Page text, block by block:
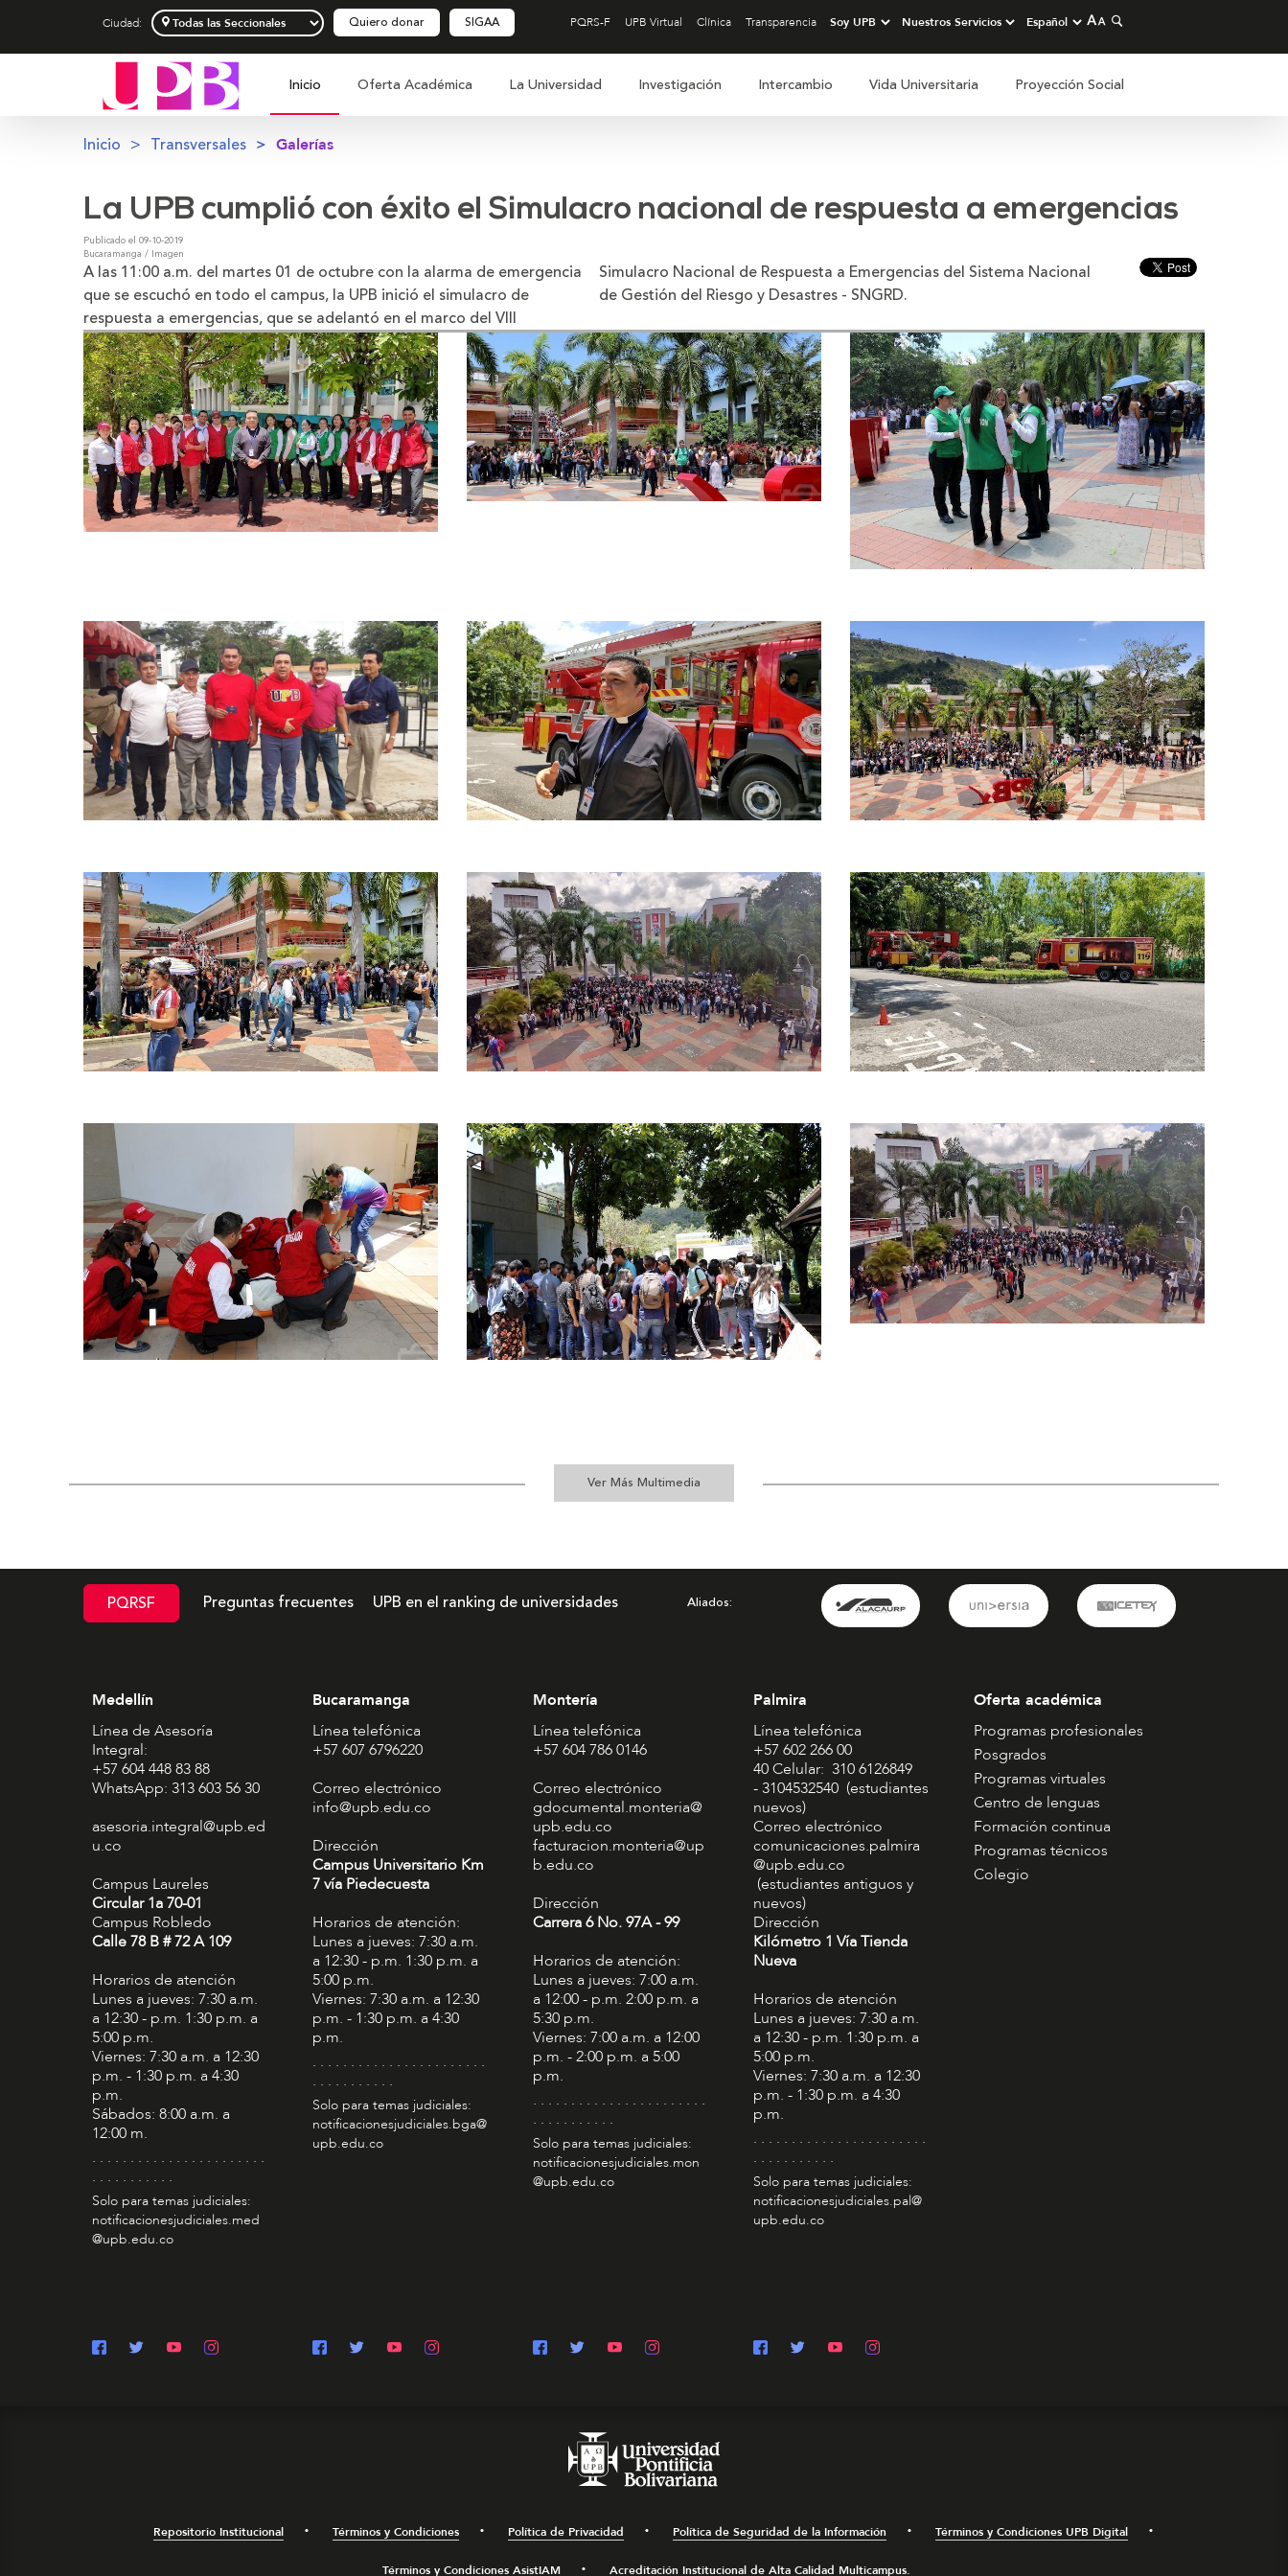
Ciudad: Quiero donar SIGAA PQRS-F UPB Virtual Clínica Transparencia
Inicio Oferta Académica La Universidad Investigación Intercambio Vida Universitaria Proyección Social
Inicio Transversales Galerías
La UPB cumplió con éxito el Simulacro nacional de respuesta a emergencias
Publicado el 09-10-2019
Bucaramanga / Imagen
A las 11:00 a.m. del martes 01 de octubre con la alarma de emergencia
que se escuchó en todo el campus, la UPB inició el simulacro de
respuesta a emergencias, que se adelantó en el marco del VIII
Simulacro Nacional de Respuesta a Emergencias del Sistema Nacional
de Gestión del Riesgo y Desastres - SNGRD.
Ver Más Multimedia
PQRSF Preguntas frecuentes UPB en el ranking de universidades Aliados
Medellín
Línea de Asesoría
Integral:
+57 604 448 83 88
WhatsApp: 313 603 56 30
asesoria.integral@upb.ed
u.co
Campus Laureles
Circular 1a 70-01
Campus Robledo
Calle 78 B # 72 A 109
Horarios de atención
Lunes a jueves: 7:30 a.m.
a 12:30 - p.m. 1:30 p.m. a
5:00 p.m.
Viernes: 7:30 a.m. a 12:30
p.m. - 1:30 p.m. a 4:30
p.m.
Sábados: 8:00 a.m. a
12:00 m.
. . . . . . . . . . . . . . . . . . . . . . .
. . . . . . . . . . .
Solo para temas judiciales:
notificacionesjudiciales.med
@upb.edu.co
Bucaramanga
Línea telefónica
+57 607 6796220
Correo electrónico
info@upb.edu.co
Dirección
Campus Universitario Km
7 vía Piedecuesta
Horarios de atención:
Lunes a jueves: 7:30 a.m.
a 12:30 - p.m. 1:30 p.m. a
5:00 p.m.
Viernes: 7:30 a.m. a 12:30
p.m. - 1:30 p.m. a 4:30
p.m.
. . . . . . . . . . . . . . . . . . . . . . .
. . . . . . . . . . .
Solo para temas judiciales:
notificacionesjudiciales.bga@
upb.edu.co
Montería
Línea telefónica
+57 604 786 0146
Correo electrónico
gdocumental.monteria@
upb.edu.co
facturacion.monteria@up
b.edu.co
Dirección
Carrera 6 No. 97A - 99​
Horarios de atención:
Lunes a jueves: 7:00 a.m.
a 12:00 - p.m. 2:00 p.m. a
5:30 p.m.
Viernes: 7:00 a.m. a 12:00
p.m. - 2:00 p.m. a 5:00
p.m.
. . . . . . . . . . . . . . . . . . . . . . .
. . . . . . . . . . .
Solo para temas judiciales:
notificacionesjudiciales.mon
@upb.edu.co
Palmira
Línea telefónica
+57 602 266 00
40 Celular: 310 6126849
- 3104532540 (estudiantes
nuevos)
Correo electrónico
comunicaciones.palmira
@upb.edu.co
(estudiantes antiguos y
nuevos)
Dirección
Kilómetro 1 Vía Tienda
Nueva
Horarios de atención
Lunes a jueves: 7:30 a.m.
a 12:30 - p.m. 1:30 p.m. a
5:00 p.m.
Viernes: 7:30 a.m. a 12:30
p.m. - 1:30 p.m. a 4:30
p.m.
. . . . . . . . . . . . . . . . . . . . . . .
. . . . . . . . . . .
Solo para temas judiciales:
notificacionesjudiciales.pal@
upb.edu.co
Oferta académica
Programas profesionales
Posgrados
Programas virtuales
Centro de lenguas
Formación continua
Programas técnicos
Colegio
Repositorio Institucional Términos y Condiciones Política de Privacidad Política de Seguridad de la Información Términos y Condiciones UPB Digital
Términos y Condiciones AsistIAM Acreditación Institucional de Alta Calidad Multicampus.